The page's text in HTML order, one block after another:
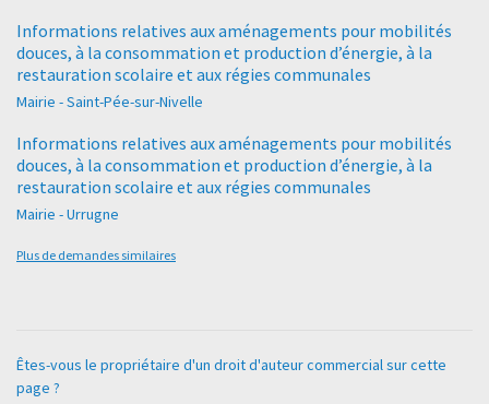
Informations relatives aux aménagements pour mobilités
douces, à la consommation et production d’énergie, à la
restauration scolaire et aux régies communales
Mairie - Saint-Pée-sur-Nivelle
Informations relatives aux aménagements pour mobilités
douces, à la consommation et production d’énergie, à la
restauration scolaire et aux régies communales
Mairie - Urrugne
Plus de demandes similaires
Êtes-vous le propriétaire d'un droit d'auteur commercial sur cette
page ?